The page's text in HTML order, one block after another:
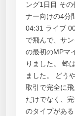
ング1日目 そ
ナー向けの4分
04:31 ライブ
で飛んで、サ
の最初のMPマ
りました。 蜂
ました。 どう
取引で完全に
だけでなく、
のタイプがあ